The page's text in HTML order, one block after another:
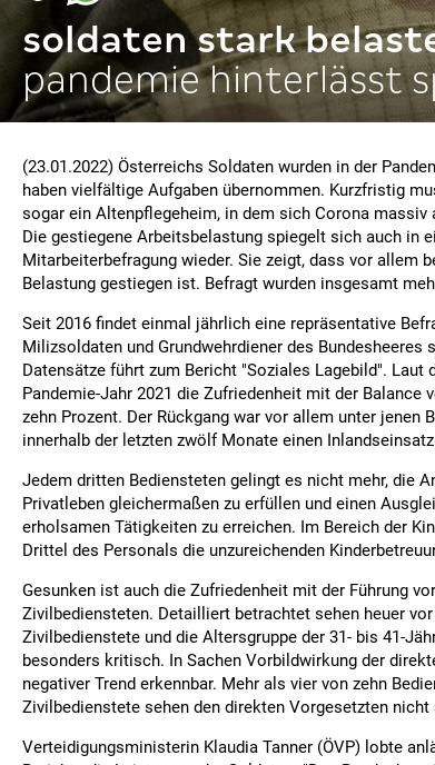
soldaten stark
pandemie hinterlässt
(23.01.2022) Österreichs Soldaten wurden in der
haben vielfältige Aufgaben übernommen. Kurzfristig
sogar ein Altenpflegeheim, in dem sich Corona massiv
Die gestiegene Arbeitsbelastung spiegelt sich auch in
Mitarbeiterbefragung wieder. Sie zeigt, dass vor allem
Belastung gestiegen ist. Befragt wurden insgesamt
Seit 2016 findet einmal jährlich eine repräsentative
Milizsoldaten und Grundwehrdiener des Bundesheeres
Datensätze führt zum Bericht "Soziales Lagebild". Laut
Pandemie-Jahr 2021 die Zufriedenheit mit der Balance
zehn Prozent. Der Rückgang war vor allem unter jenen
innerhalb der letzten zwölf Monate einen
Jedem dritten Bediensteten gelingt es nicht mehr, die
Privatleben gleichermaßen zu erfüllen und einen
erholsamen Tätigkeiten zu erreichen. Im Bereich der
Drittel des Personals die unzureichenden
Gesunken ist auch die Zufriedenheit mit der Führung
Zivilbediensteten. Detailliert betrachtet sehen heuer
Zivilbedienstete und die Altersgruppe der 31- bis 41-
besonders kritisch. In Sachen Vorbildwirkung der
negativer Trend erkennbar. Mehr als vier von zehn
Zivilbedienstete sehen den direkten Vorgesetzten
Verteidigungsministerin Klaudia Tanner (ÖVP) lobte